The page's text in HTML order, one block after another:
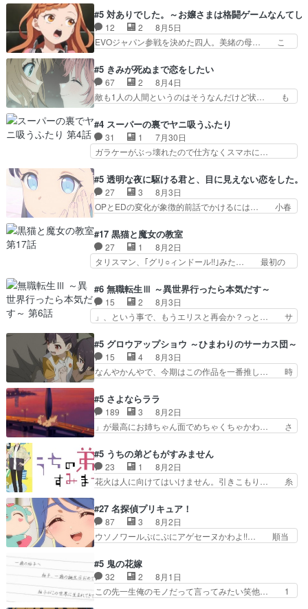
primevideoで視聴しまし… 前回同様『イノセン
ス』を含む押井・神山版… 第５話「EPISODEラ
ストの母親の気持…
ナがチートすぎる笑アルは最初から自分… プラネ
ット・ウィズ展開アツいな「騎士狩猟… 麦茶どこ
ろかタイトル通り麦茶の出涸らしぐ… 第５話を
ABEMAで視聴しました。視聴に… 復讐に燃える
が“萌え”なのでこの娘が皇帝… ウサギ好きそうな
王女殿下がかわいい。幼馴… ついに始まった狩猟
祭。エルナの活躍で上位…
#5 対ありでした。～お嬢さまは格闘ゲームなんてし
12 2
8月5日
EVOジャパン参戦を決めた四人。美緒の母… こ
目は気品溢れてるのに中身は…美緒ママ… テー
マ：格ゲー大会に行くには？感想は、美… 大会を
前に格ゲー熱が高まる一方、百合の本… 東京で開
催される格ゲー大会に参加すること… Japanに向
めに東京へ!/でも観光よ… 旅の支度全部やってく
れる先輩、なんだかん… 第５話をｄアニメストア
で視聴しました。視…
#5 きみが死ぬまで恋をしたい
67 2
8月4日
敵も1人の人間というのはそうなんだけど状… も
を人間に戻して欲しいでも自分達が代わ… ご視聴
ありがとうございました見るたびに切… 誰かと思
ったらちゅー先輩か。しれっと相方… 第５話感
想：コ□した相手にも家族や…､戦… つらい回
ナとミミも可愛かった2人の関係… 確かに相手に
も家族や大切な人はいるけど、… 白シャツが作業
着みたいなもんなんですかね…
#4 スーパーの裏でヤニ吸うふたり
31 1
7月30日
ガラケーがぶっ壊れたので仕方なくスマホに…
はり出オチ感が否めず、エピソードの打率… 田山
さんが佐々木さんに沼っていく…こんな… 佐々木
さん、腕フェチなんですね笑最近まじ… 佐々木が
ガラケーからスマホに変えるって、… もうドラマ
ゃわない？佐々木さんの優しさ… 先行で見た時よ
り2人のやり取りに癒しを感… ABEMA版の7〜8
話佐々木が実年齢以上…
#5 透明な夜に駆ける君と、目に見えない恋をした。
27 3
8月3日
OPとEDの変化が象徴的前話でかけるには… 小春
か、こんな風に見えてるのかぁ。かける… 完全な
両片思いになりましたねぇ…OPとE… 余計な物
は描かず白く靄がかった小春ちゃん… 光も感じな
い完全な盲目なんやね…おめかし… 母役に能登さ
も描かれていて良かった本当… 股に海豚を挟み水
上バスでの会話を反芻…恋… OPEDとも無人バー
ジョンから主人公２人…
#17 黒猫と魔女の教室
27 1
8月2日
タリスマン、｢グリ○ィンドール!!｣みた… 最初の
ホントスピカが大好きだよね。ツン… 一等級ポテ
ンシャルのアリアちゃん可愛くて… そういや、ア
リアは能力は最上級のくせに、… とうとうアリア
と直接競う場がきたこれまで… 毎度ながらのスピ
マン趣味ダダ漏れで好き… 期末試験が始まろうと
しておりスピカは対策… 能力鑑定胸像タリスマン
氏容姿も評価してし…
#6 無職転生Ⅲ ～異世界行ったら本気だす～
15 2
8月3日
」、という事で、もうエリスと再会か？っと… サ
関係の清算が粛々と進められているサラ… サラと
の関係に対して完全に「昔の女」とし… ルーシー
にデレるルディが完全に親バカで微… サラとは会
ってほしいちゃんとした別れ方し… サラは未練0
キャラモヤモヤする別れ方だ… 役で出演させてい
ただきました！よろしくお… 毎クールメインヒロ
インを好きになっちゃう…
#5 グロウアップショウ ～ひまわりのサーカス団～
15 4
8月3日
なんやかんやで、今期はこの作品を一番推し… 時
愛すぎるな楠木ともりちゃんのね… デフォルメさ
れた表情が特に多かったのが印… 葵＆茜の回も良
きでした。あの証拠写真、ひ… 互いが互いのこと
を想っているのにすれ違っ… 第５話をｄアニメス
んと練習したい〟と言… 本当この作品は「キャ
ラ」を活かすのがうま… みずかちゃんの介入で双
子の仲にヒビが………
#5 さよならララ
189 3
8月2日
」が最高にお姉ちゃん面でめちゃくちゃかわ… さ
を振り切ってみんなに謝ったララの思い… 仕事に
馴染めない辺り観ていて苦しいところ… ララちゃ
んの事情はもう少し皆に話して良い… ララと茉里
とで初のアルバイト。七転八倒し… 労働するプリ
てケーキ食べて、帰りにカメ… ララが働く事での
てんやわんや。働いて大変… 地道に働き人と関わ
る日々の中に愛を見いだ…
#5 うちの弟どもがすみません
23 1
8月2日
花火は人に向けてはいけません。引きこもり… 糸
お名前を見たんだけどあの中村大樹さん… 糸ちゃ
んカッケー、色んな意味でwゲームが… 姉から性
的興奮覚えてないよね？なんて言わ… テーマ：引
きこもりの理由感想は、久しぶり… 元ゲーマーな
んの距離感おかしいね(*´… 糸と源ははよ好きお
うとると言わんかい！引… ショウくんと対等に話
すためにゲームをする…
#27 名探偵プリキュア！
87 3
8月2日
ウソノワールぷにぷにアゲセーヌかわよ!!… 順当
取り戻し正式に探偵事務所で働き始め… ポワロ、
元ネタを解説して原作に誘導するの… くれあさん
の探偵としての初事件にしてちょ… ・急にクイズ
番組が始まったw・妖精ウソノ… るるかの助手だ
#5 鬼の花嫁
32 2
8月1日
この先一生俺のモノだって言ってみたい笑他… 1